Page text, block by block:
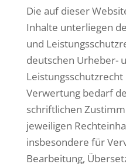
Die auf dieser
Inhalte unterliegen
und
deutschen Urheber-
Verwertung bedarf
schriftlichen
jeweiligen
insbesondere für
Bearbeitung,